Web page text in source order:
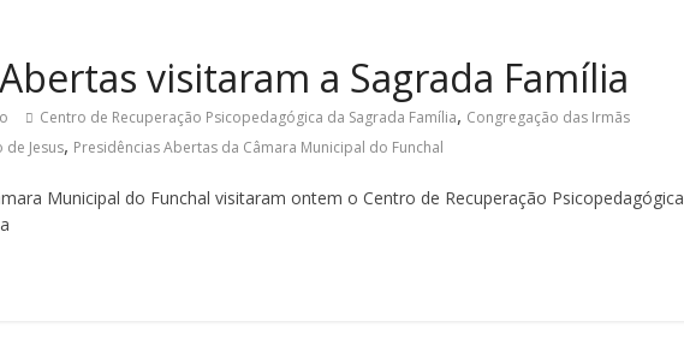
visitaram a Sagrada Família
Centro de Recuperação Psicopedagógica da Sagrada Família, Congregação das Irmãs
Jesus, Presidências Abertas da Câmara Municipal do Funchal
Municipal do Funchal visitaram ontem o Centro de Recuperação Psicopedagógica